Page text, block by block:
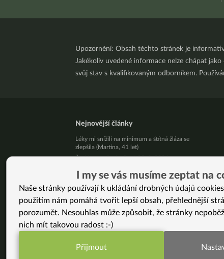
Upozornění: Obsah těchto stránek je
Jakékoliv uvedené informace nelze chápat
svůj stav s kvalifikovaným odborníkem.
Nejnovější články
Léky mi snížili na minimum a štítná žláza se
zlepšila (Martina, 41 let)
Živý kurz vaření v Brně 25. 8. 2026
Přestaňte bojovat samy se sebou
10 tipů, jak zpracovat letní jablíčka
Už vás unavuje, že někdo pořád řeší, jak byste
měla vypadat?
Pět kilo mít a nemít je podstatný rozdíl!
Jak podpořit své zdraví v srpnu
Nezměnila jsem jen jídelníček. Změnila jsem celý
Neumírej: Proč chce žít Bryan Johnson déle
I my se vás musíme zeptat na
Naše stránky používají k ukládání drobných údajů
použitím nám pomáhá tvořit lepší obsah, přehlednější
porozumět. Nesouhlas může způsobit, že stránky
nich mít takovou radost :-)
Přijmout